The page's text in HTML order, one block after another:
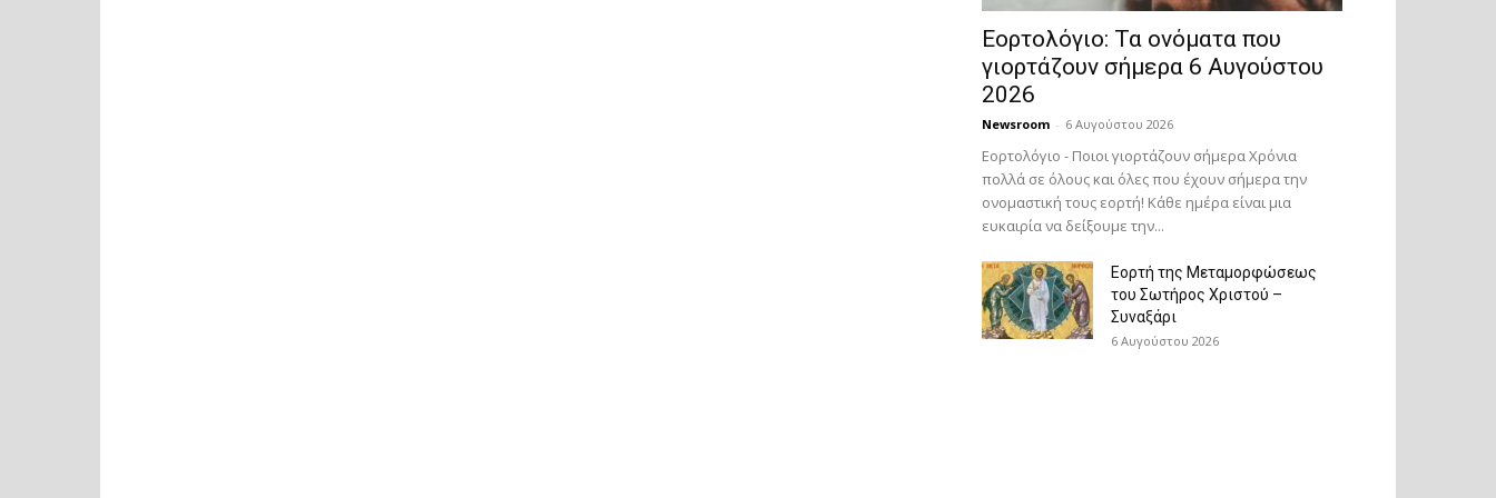
Εορτολόγιο: Τα ονόματα που
γιορτάζουν σήμερα 6 Αυγούστου
2026
Newsroom - 6 Αυγούστου 2026
Εορτολόγιο - Ποιοι γιορτάζουν σήμερα Χρόνια
πολλά σε όλους και όλες που έχουν σήμερα την
ονομαστική τους εορτή! Κάθε ημέρα είναι μια
ευκαιρία να δείξουμε την...
Εορτή της Μεταμορφώσεως
του Σωτήρος Χριστού –
Συναξάρι
6 Αυγούστου 2026